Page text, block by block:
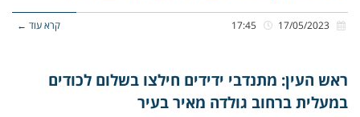
קרא עוד ←
ראש העין: מתנדבי ידידים חילצו בשלום לכודים
במעלית ברחוב גולדה מאיר בעיר